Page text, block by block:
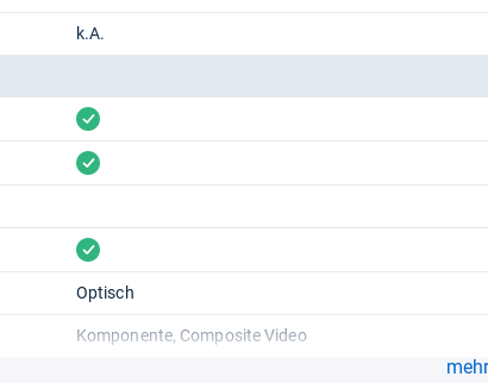
k.A.
vorhanden
vorhanden
vorhanden
Optisch
Komponente Composite Video